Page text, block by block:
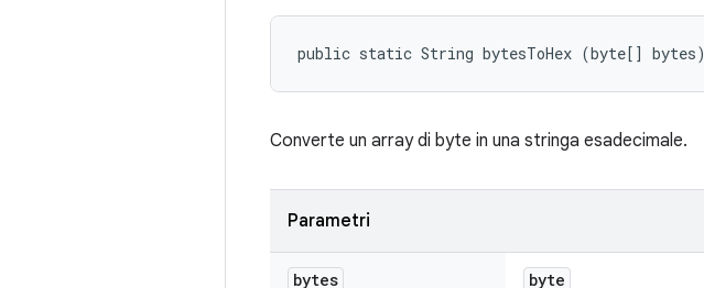
public static String bytesToHex (byte[] bytes)
Converte un array di byte in una stringa esadecimale.
Parametri
bytes byte